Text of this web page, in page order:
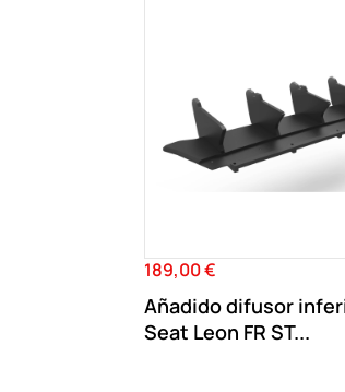
Precio
189,00 €
Añadido difusor
Seat Leon FR ST...